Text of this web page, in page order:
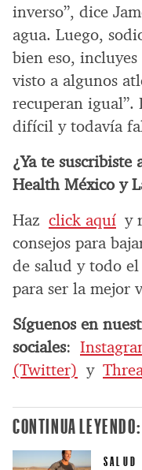
inverso”, dice
agua. Luego,
bien eso,
visto a algunos
recuperan igual”.
difícil y todavía
¿Ya te suscribiste
Health México y
Haz click aquí y
consejos para
de salud y todo
para ser la mejor
Síguenos en
sociales:
(Twitter) y
CONTINUA LEYENDO:
SALUD